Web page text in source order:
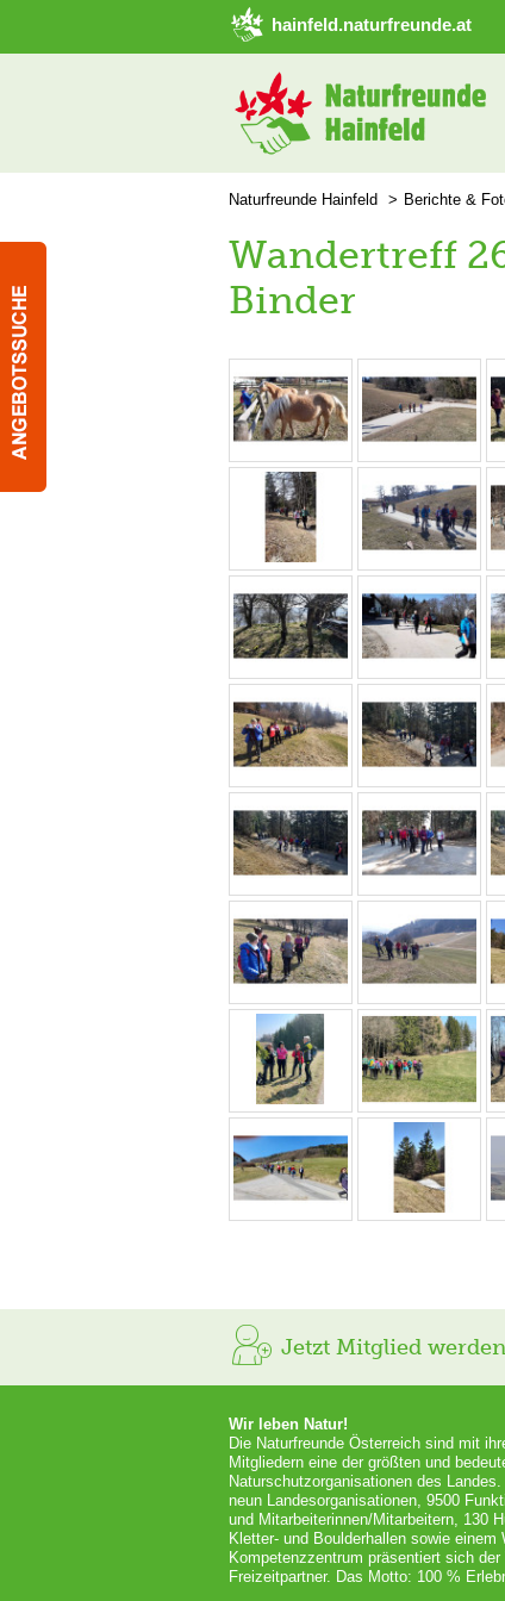
➜ Hauptregion der Seite anspringen
hainfeld.naturfreunde.at
Naturfreunde Hainfeld Berichte &
Wandertreff
Binder
Jetzt Mitglied
Wir leben Natur!
Die Naturfreunde Österreich sind mit
Mitgliedern eine der größten und
Naturschutzorganisationen des
neun Landesorganisationen, 9500
und Mitarbeiterinnen/Mitarbeitern, 130
Kletter- und Boulderhallen sowie einem
Kompetenzzentrum präsentiert sich
Freizeitpartner. Das Motto: 100 %